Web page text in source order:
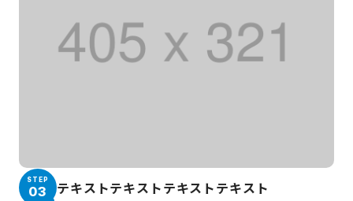
STEP
03 テキストテキストテキストテキスト